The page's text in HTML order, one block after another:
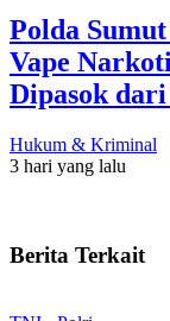
Polda
Vape
Dipasok
Hukum & Kriminal
3 hari yang lalu
Berita Terkait